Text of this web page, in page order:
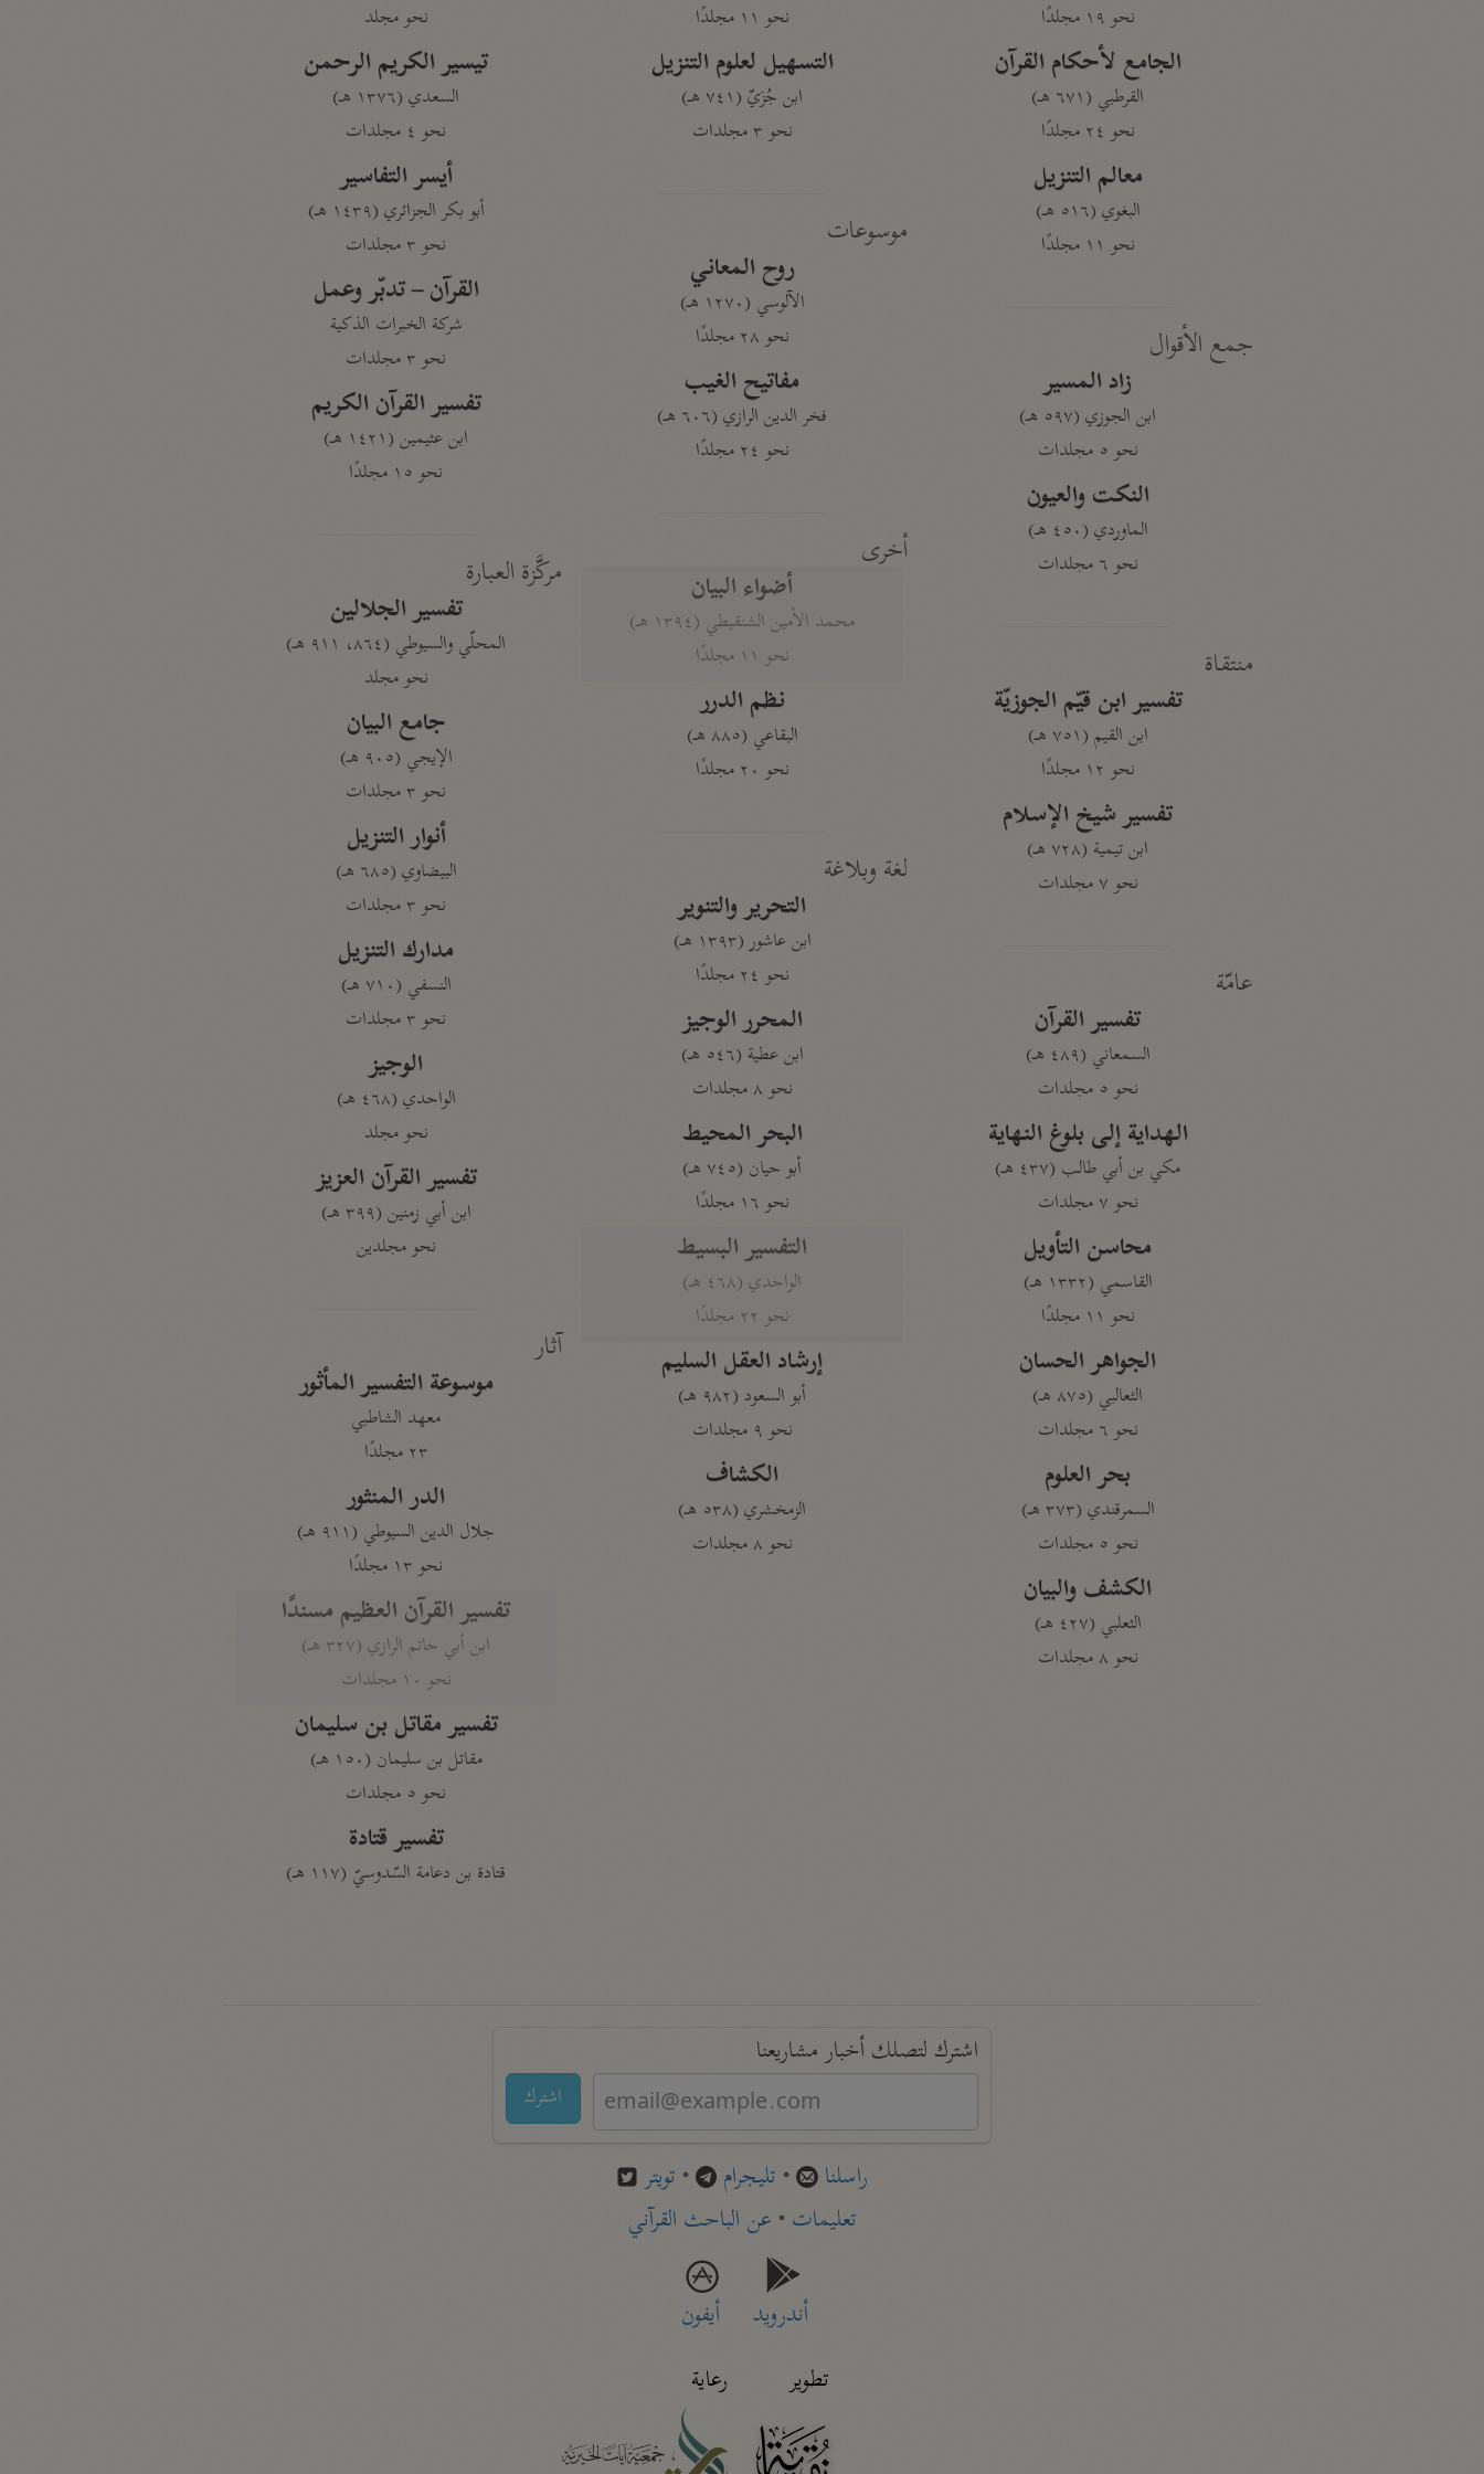
نحو ١٩ مجلدًا
الجامع لأحكام القرآن
القرطبي (٦٧١ هـ)
نحو ٢٤ مجلدًا
معالم التنزيل
البغوي (٥١٦ هـ)
نحو ١١ مجلدًا
جمع الأقوال
زاد المسير
ابن الجوزي (٥٩٧ هـ)
نحو ٥ مجلدات
النكت والعيون
الماوردي (٤٥٠ هـ)
نحو ٦ مجلدات
منتقاة
تفسير ابن قيّم الجوزيّة
ابن القيم (٧٥١ هـ)
نحو ١٢ مجلدًا
تفسير شيخ الإسلام
ابن تيمية (٧٢٨ هـ)
نحو ٧ مجلدات
عامّة
تفسير القرآن
السمعاني (٤٨٩ هـ)
نحو ٥ مجلدات
الهداية إلى بلوغ النهاية
مكي بن أبي طالب (٤٣٧ هـ)
نحو ٧ مجلدات
محاسن التأويل
القاسمي (١٣٣٢ هـ)
نحو ١١ مجلدًا
الجواهر الحسان
الثعالبي (٨٧٥ هـ)
نحو ٦ مجلدات
بحر العلوم
السمرقندي (٣٧٣ هـ)
نحو ٥ مجلدات
الكشف والبيان
الثعلبي (٤٢٧ هـ)
نحو ٨ مجلدات
نحو ١١ مجلدًا
التسهيل لعلوم التنزيل
ابن جُزَيّ (٧٤١ هـ)
نحو ٣ مجلدات
موسوعات
روح المعاني
الآلوسي (١٢٧٠ هـ)
نحو ٢٨ مجلدًا
مفاتيح الغيب
فخر الدين الرازي (٦٠٦ هـ)
نحو ٢٤ مجلدًا
أخرى
أضواء البيان
محمد الأمين الشنقيطي (١٣٩٤ هـ)
نحو ١١ مجلدًا
نظم الدرر
البقاعي (٨٨٥ هـ)
نحو ٢٠ مجلدًا
لغة وبلاغة
التحرير والتنوير
ابن عاشور (١٣٩٣ هـ)
نحو ٢٤ مجلدًا
المحرر الوجيز
ابن عطية (٥٤٦ هـ)
نحو ٨ مجلدات
البحر المحيط
أبو حيان (٧٤٥ هـ)
نحو ١٦ مجلدًا
التفسير البسيط
الواحدي (٤٦٨ هـ)
نحو ٢٢ مجلدًا
إرشاد العقل السليم
أبو السعود (٩٨٢ هـ)
نحو ٩ مجلدات
الكشاف
الزمخشري (٥٣٨ هـ)
نحو ٨ مجلدات
نحو مجلد
تيسير الكريم الرحمن
السعدي (١٣٧٦ هـ)
نحو ٤ مجلدات
أيسر التفاسير
أبو بكر الجزائري (١٤٣٩ هـ)
نحو ٣ مجلدات
القرآن – تدبّر وعمل
شركة الخبرات الذكية
نحو ٣ مجلدات
تفسير القرآن الكريم
ابن عثيمين (١٤٢١ هـ)
نحو ١٥ مجلدًا
مركَّزة العبارة
تفسير الجلالين
المحلّي والسيوطي (٨٦٤، ٩١١ هـ)
نحو مجلد
جامع البيان
الإيجي (٩٠٥ هـ)
نحو ٣ مجلدات
أنوار التنزيل
البيضاوي (٦٨٥ هـ)
نحو ٣ مجلدات
مدارك التنزيل
النسفي (٧١٠ هـ)
نحو ٣ مجلدات
الوجيز
الواحدي (٤٦٨ هـ)
نحو مجلد
تفسير القرآن العزيز
ابن أبي زمنين (٣٩٩ هـ)
نحو مجلدين
آثار
موسوعة التفسير المأثور
معهد الشاطبي
٢٣ مجلدًا
الدر المنثور
جلال الدين السيوطي (٩١١ هـ)
نحو ١٣ مجلدًا
تفسير القرآن العظيم مسندًا
ابن أبي حاتم الرازي (٣٢٧ هـ)
نحو ١٠ مجلدات
تفسير مقاتل بن سليمان
مقاتل بن سليمان (١٥٠ هـ)
نحو ٥ مجلدات
تفسير قتادة
قتادة بن دعامة السّدوسيّ (١١٧ هـ)
اشترك لتصلك أخبار مشاريعنا
اشترك
راسلنا • تليجرام • تويتر
تعليمات• عن الباحث القرآني
أندرويد
أيفون
تطوير
رعاية